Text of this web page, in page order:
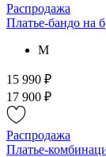
Распродажа
Платье-бандо на
M
15 990 ₽
17 900 ₽
Распродажа
Платье-